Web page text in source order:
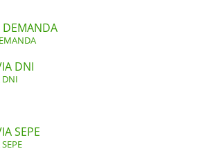
DEMANDA
DNI
DNI
SEPE